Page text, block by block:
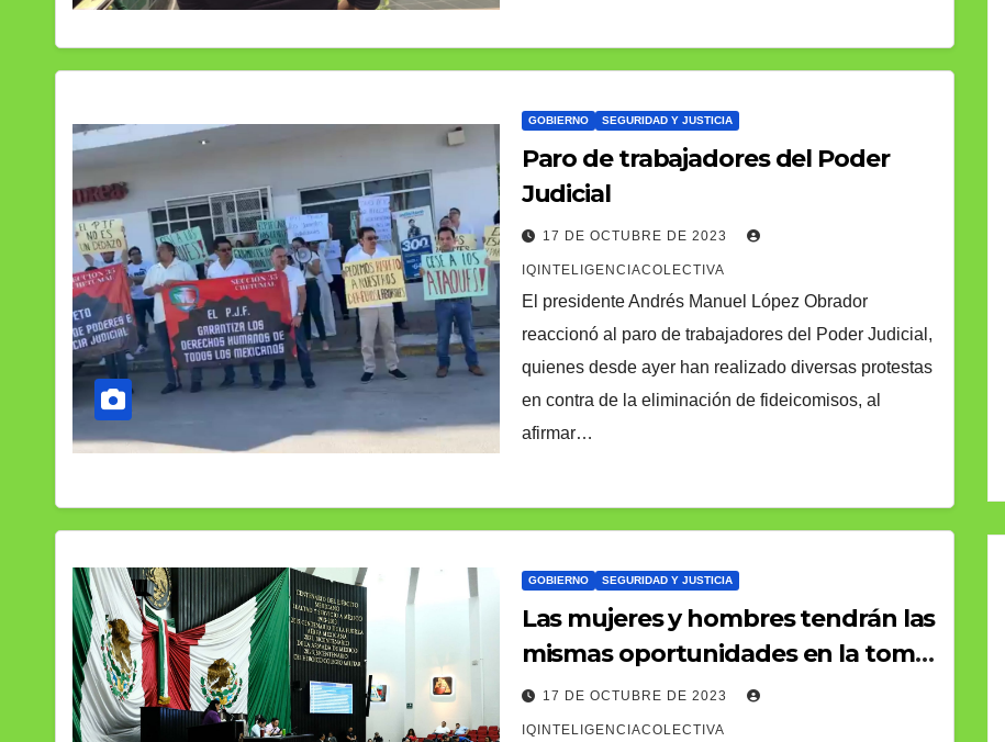
GOBIERNO SEGURIDAD Y JUSTICIA
Paro de trabajadores del Poder
Judicial
17 DE OCTUBRE DE 2023
IQINTELIGENCIACOLECTIVA
El presidente Andrés Manuel López Obrador
reaccionó al paro de trabajadores del Poder Judicial,
quienes desde ayer han realizado diversas protestas
en contra de la eliminación de fideicomisos, al
afirmar…
GOBIERNO SEGURIDAD Y JUSTICIA
Las mujeres y hombres tendrán las
mismas oportunidades en la toma
de decisiones a nivel municipal
17 DE OCTUBRE DE 2023
IQINTELIGENCIACOLECTIVA